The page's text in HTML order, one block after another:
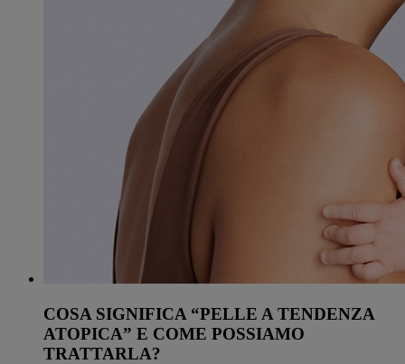
COSA SIGNIFICA “PELLE A TENDENZA
ATOPICA” E COME POSSIAMO
TRATTARLA?